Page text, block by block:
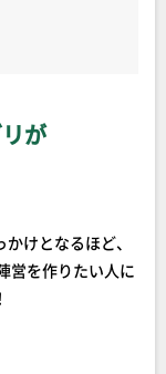
が
けとなるほど、
営を作りたい人に